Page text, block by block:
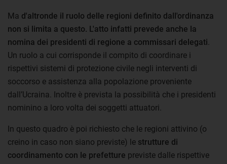
Ma d'altronde il ruolo delle regioni definito dall'ordinanza
non si limita a questo. L'atto infatti prevede anche la
nomina dei presidenti di regione a commissari delegati.
Un ruolo a cui corrisponde il compito di coordinare i
rispettivi sistemi di protezione civile negli interventi di
soccorso e assistenza alla popolazione proveniente
dall’Ucraina. Inoltre è prevista la possibilità che i presidenti
nominino a loro volta dei soggetti attuatori.
In questo quadro è poi richiesto che le regioni attivino (o
creino in caso non siano previste) le strutture di
coordinamento con le prefetture previste dalle rispettive